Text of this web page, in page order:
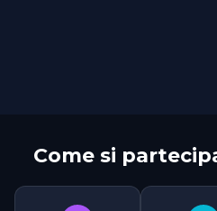
Come si